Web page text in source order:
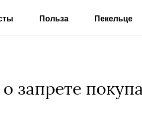
Польза Пекельце
запрете